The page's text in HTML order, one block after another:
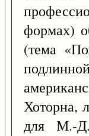
формах)
(тема
Хоторна,
для М.-Д.